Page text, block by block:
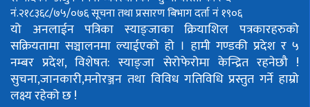
नं.२१८३६८/७५/०७६सूचना तथा प्रसारण बिभाग दर्ता नं १९०६
यो अनलाईन पत्रिका स्याङ्जाका क्रियाशिल पत्रकारहरुको
सक्रियतामा सञ्चालनमा ल्याईएको हो । हामी गण्डकी प्रदेश र ५
नम्बर प्रदेश, विशेषत: स्याङ्जा सेरोफेरोमा केन्द्रित रहनेछौ !
सुचना,जानकारी,मनोरञ्जन तथा विविध गतिविधि प्रस्तुत गर्ने हाम्रो
लक्ष्य रहेको छ !